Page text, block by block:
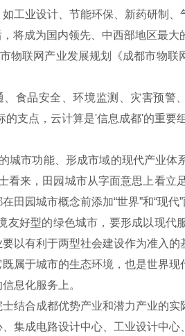
工业设计、节能环保、新药研制
将成为国内领先、中西部地区最
物联网产业发展规划《成都市物
品安全、环境监测、灾害预警
支点，云计算是'信息成都'的重要
市功能、形成市域的现代产业体
来，田园城市从字面意思上看
园城市概念前添加“世界”和“现代”
好型的绿色城市，要形成以现代
以有利于两型社会建设作为准入
属于城市的生态环境，也是世界
息化服务上。
合成都优势产业和潜力产业的
集成电路设计中心、工业设计中